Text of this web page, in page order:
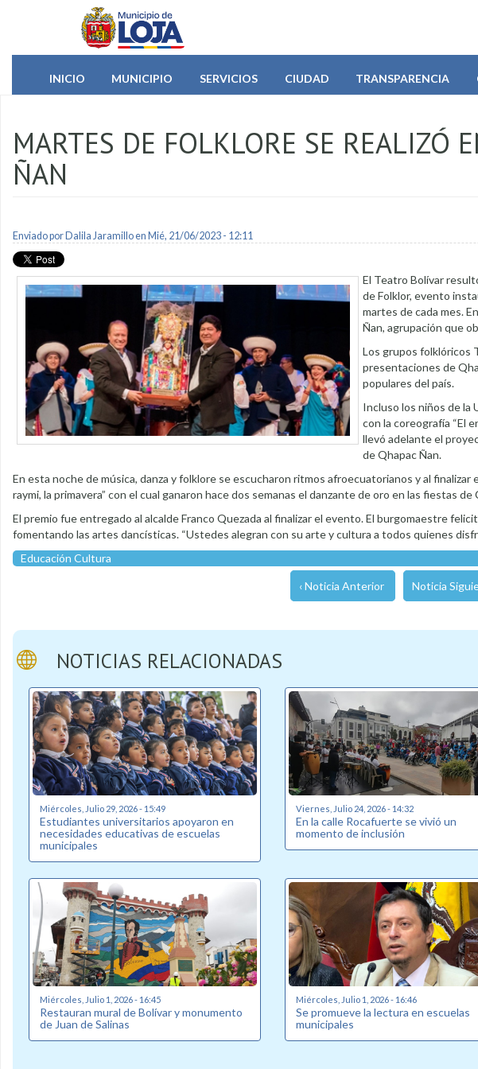
Pasar al contenido principal
INICIO
MUNICIPIO SERVICIOS CIUDAD TRANSPARENCIA
MARTES DE FOLKLORE SE REALIZÓ
ÑAN
Enviado por Dalila Jaramilloen Mié, 21/06/2023 - 12:11
El Teatro Bolívar
de Folklor, evento
martes de cada mes.
Ñan, agrupación que
Los grupos folklóricos
presentaciones de
populares del país.
Incluso los niños de la
con la coreografía “El
llevó adelante el
de Qhapac Ñan.
En esta noche de música, danza y folklore se escucharon ritmos afroecuatorianos y al
raymi, la primavera” con el cual ganaron hace dos semanas el danzante de oro en las fiestas
El premio fue entregado al alcalde Franco Quezada al finalizar el evento. El burgomaestre
fomentando las artes dancísticas. “Ustedes alegran con su arte y cultura a todos quienes
Educación Cultura
‹ Noticia Anterior Noticia
NOTICIAS RELACIONADAS
Miércoles, Julio 29, 2026 - 15:49
Estudiantes universitarios apoyaron en
necesidades educativas de escuelas
municipales
Viernes, Julio 24, 2026 - 14:32
En la calle Rocafuerte se vivió un
momento de inclusión
Miércoles, Julio 1, 2026 - 16:45
Restauran mural de Bolívar y monumento
de Juan de Salinas
Miércoles, Julio 1, 2026 - 16:46
Se promueve la lectura en escuelas
municipales